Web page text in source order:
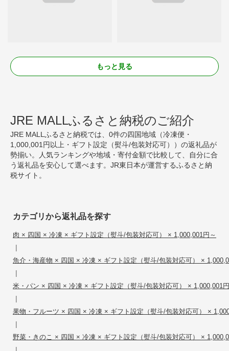
もっと見る
JRE MALLふるさと納税のご紹介
JRE MALLふるさと納税では、0件の四国地域（冷凍便・
1,000,001円以上・ギフト設定（熨斗/包装対応可））の返礼品が
勢揃い。人気ランキングや地域・寄付金額で比較して、自分に合
う返礼品を安心して選べます。JR東日本が運営するふるさと納
税サイト。
カテゴリから返礼品を探す
肉 × 四国 × 冷凍 × ギフト設定（熨斗/包装対応可） × 1,000,001円～
|
魚介・海産物 × 四国 × 冷凍 × ギフト設定（熨斗/包装対応可） ×
|
米・パン × 四国 × 冷凍 × ギフト設定（熨斗/包装対応可） × 1,000,001
|
果物・フルーツ × 四国 × 冷凍 × ギフト設定（熨斗/包装対応可） ×
|
野菜・きのこ × 四国 × 冷凍 × ギフト設定（熨斗/包装対応可） ×
|